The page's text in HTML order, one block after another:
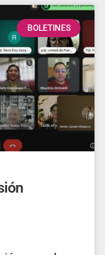
BOLETINES